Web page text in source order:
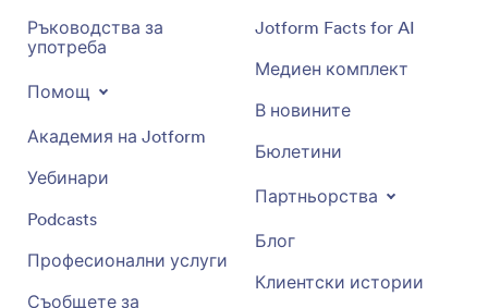
Ръководства за
употреба
Помощ
Академия на Jotform
Уебинари
Podcasts
Професионални услуги
Съобщете за
Jotform Facts for AI
Медиен комплект
В новините
Бюлетини
Партньорства
Блог
Клиентски истории